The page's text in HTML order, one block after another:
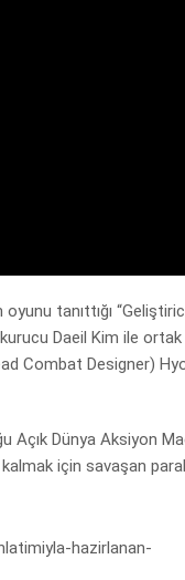
tanıttığı
Daeil Kim ile ortak
Combat Designer)
Açık Dünya Aksiyon
için savaşan